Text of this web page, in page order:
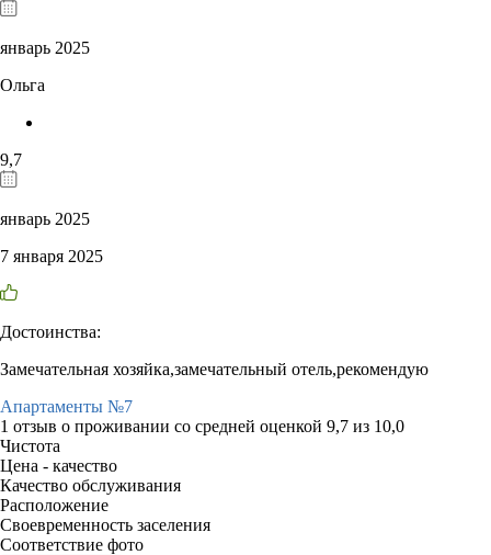
январь 2025
Ольга
9,7
январь 2025
7 января 2025
Достоинства:
Замечательная хозяйка,замечательный отель,рекомендую
Апартаменты №7
1 отзыв о проживании со средней оценкой 9,7 из 10,0
Чистота
Цена - качество
Качество обслуживания
Расположение
Своевременность заселения
Соответствие фото